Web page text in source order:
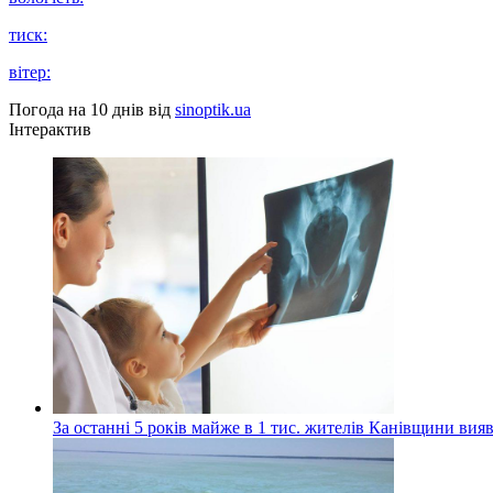
тиск:
вітер:
Погода на 10 днів від sinoptik.ua
Інтерактив
За останні 5 років майже в 1 тис. жителів Канівщини